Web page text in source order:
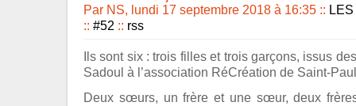
Par NS, lundi 17 septembre 2018 à 16:35 ::
:: #52 :: rss
Ils sont six : trois filles et trois garçons, issus
Sadoul à l’association RéCréation de Saint-
Deux sœurs, un frère et une sœur, deux